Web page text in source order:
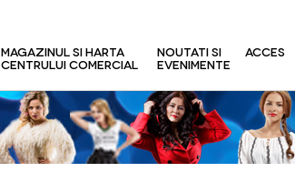
MAGAZINUL SI HARTA
CENTRULUI COMERCIAL
NOUTATI SI
EVENIMENTE
ACCES